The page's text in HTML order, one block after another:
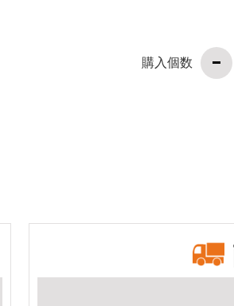
購入個数